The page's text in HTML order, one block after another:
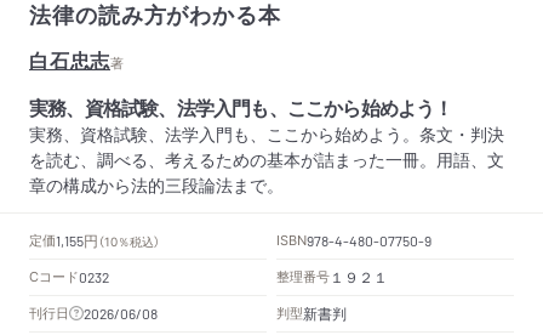
法律の読み方がわかる本
白石忠志著
実務、資格試験、法学入門も、ここから始めよう！
実務、資格試験、法学入門も、ここから始めよう。条文・判決
を読む、調べる、考えるための基本が詰まった一冊。用語、文
章の構成から法的三段論法まで。
定価1,155円 （10％税込） ISBN978-4-480-07750-9
Cコード0232 整理番号 １９２１
刊行日 2026/06/08 判型新書判